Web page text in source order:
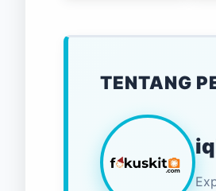
TENTANG